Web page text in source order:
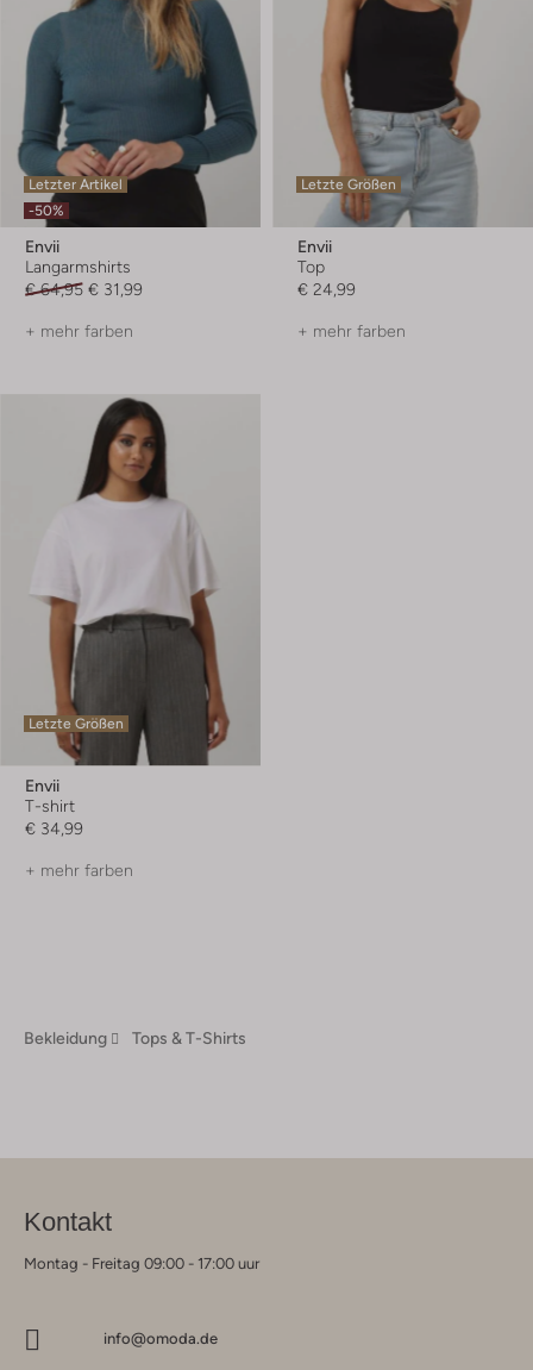
Letzter Artikel
-50%
Envii
Langarmshirts
€ 64,95 € 31,99
+ mehr farben
Letzte Größen
Envii
Top
€ 24,99
+ mehr farben
Letzte Größen
Envii
T-shirt
€ 34,99
+ mehr farben
Bekleidung Tops & T-Shirts
Kontakt
Montag - Freitag 09:00 - 17:00 uur
info@omoda.de